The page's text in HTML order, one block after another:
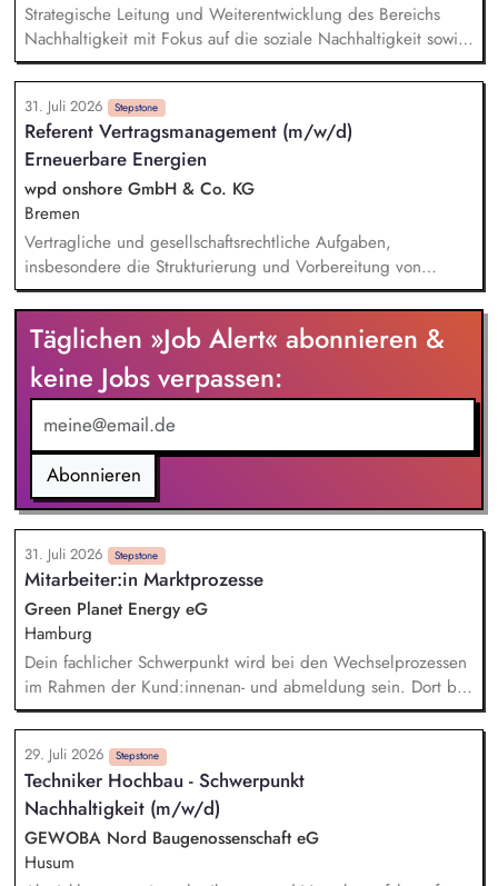
Strategische Leitung und Weiterentwicklung des Bereichs
Nachhaltigkeit mit Fokus auf die soziale Nachhaltigkeit sowie
Verantwortung für die Erreichung der Nachhaltigkeitsziele in
Zusammenarbeit mit der Geschäftsführung und anderen
Bereichen. Disziplinarische und fachliche Führung sowie
Entwicklung der Mitarbeiter*innen im Bereich Nachhaltigkeit.
Pflege und Weiterentwicklung des Netzwerks an
Kooperationspartner*innen sowie strategische Entwicklung
nachhaltigkeitsbezogener Partnerschaften.
31. Juli 2026 Stepstone
Referent Vertragsmanagement (m/w/d)
Erneuerbare Energien
wpd onshore GmbH & Co. KG
Bremen
Vertragliche und gesellschaftsrechtliche Aufgaben,
insbesondere die Strukturierung und Vorbereitung von
Verträgen Begleitung von Gesellschaftsgründungen sowie
Erstellung gesellschaftsrechtlicher Unterlagen und
Vertragszusammenfassungen Verwaltung und Pflege von
Datenbanken Abteilungsorganisatorische Aufgaben und
allgemeine Bürotätigkeiten Organisation von
Gesellschafterversammlungen und Kommunikation mit
internen und externen Projektpartnern/Ansprechpartnern
Täglichen »Job Alert« abonnieren &
keine Jobs verpassen:
Abonnieren
31. Juli 2026 Stepstone
Mitarbeiter:in Marktprozesse
Green Planet Energy eG
Hamburg
Dein fachlicher Schwerpunkt wird bei den Wechselprozessen
im Rahmen der Kund:innenan- und abmeldung sein. Dort bist
du für die eigenverantwortliche Bearbeitung aller anfallenden
Aufgaben zuständig. Im Austausch mit Marktpartnern, den
Kund:innen und angrenzenden Fachbereichen klärst du
offene Fragen und findest gemeinsam Lösungen. Du bist der
Second-Level-Support für den Kundenservice und
Geschäftskundenvertrieb.
29. Juli 2026 Stepstone
Techniker Hochbau - Schwerpunkt
Nachhaltigkeit (m/w/d)
GEWOBA Nord Baugenossenschaft eG
Husum